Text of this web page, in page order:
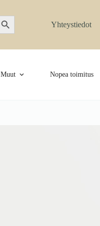
Search Button Yhteystiedot
Muut Nopea toimitus